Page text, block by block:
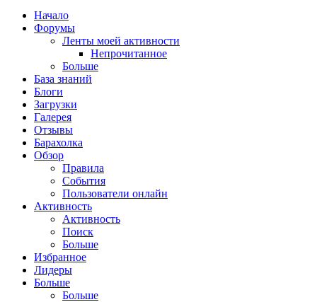
Начало
Форумы
Ленты моей активности
Непрочитанное
Больше
База знаний
Блоги
Загрузки
Галерея
Отзывы
Барахолка
Обзор
Правила
События
Пользователи онлайн
Активность
Активность
Поиск
Больше
Избранное
Лидеры
Больше
Больше